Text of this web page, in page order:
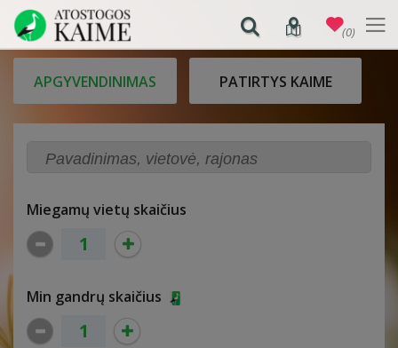
APGYVENDINIMAS PATIRTYS KAIME
Miegamų vietų skaičius
Min gandrų skaičius
(0)